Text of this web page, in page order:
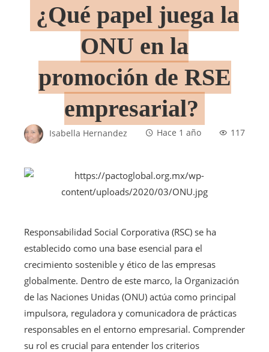
¿Qué papel juega la
ONU en la
promoción de RSE
empresarial?
Isabella Hernandez Hace 1 año 117
Responsabilidad Social Corporativa (RSC) se ha
establecido como una base esencial para el
crecimiento sostenible y ético de las empresas
globalmente. Dentro de este marco, la Organización
de las Naciones Unidas (ONU) actúa como principal
impulsora, reguladora y comunicadora de prácticas
responsables en el entorno empresarial. Comprender
su rol es crucial para entender los criterios